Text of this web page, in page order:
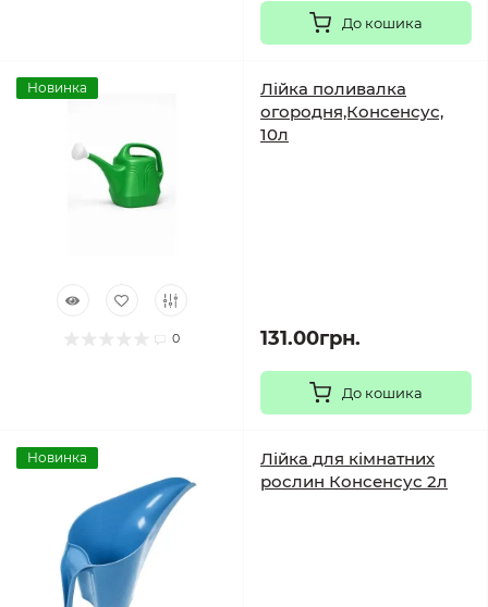
До кошика
Новинка
0
Лійка поливалка
огородня,Консенсус,
10л
131.00грн.
До кошика
Новинка
Лійка для кімнатних
рослин Консенсус 2л